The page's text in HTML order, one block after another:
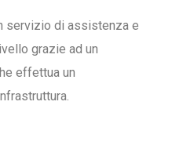
servizio di assistenza e
grazie ad un
effettua un